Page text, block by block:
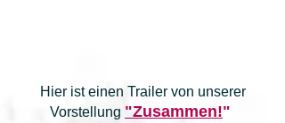
Hier ist einen Trailer von unserer
Vorstellung "Zusammen!"